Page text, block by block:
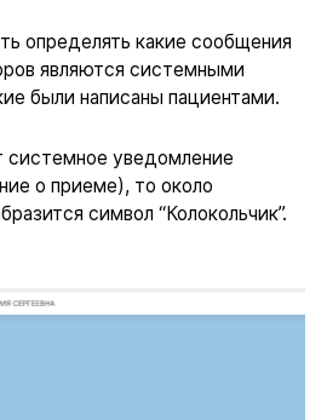
определять какие сообщения
являются системными
были написаны пациентами.
системное уведомление
о приеме), то около
символ “Колокольчик”.